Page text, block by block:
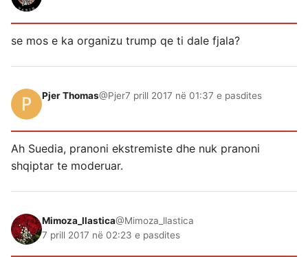
se mos e ka organizu trump qe ti dale fjala?
Pjer Thomas@Pjer7 prill 2017 në 01:37 e pasdites
Ah Suedia, pranoni ekstremiste dhe nuk pranoni
shqiptar te moderuar.
Mimoza_llastica@Mimoza_llastica
7 prill 2017 në 02:23 e pasdites